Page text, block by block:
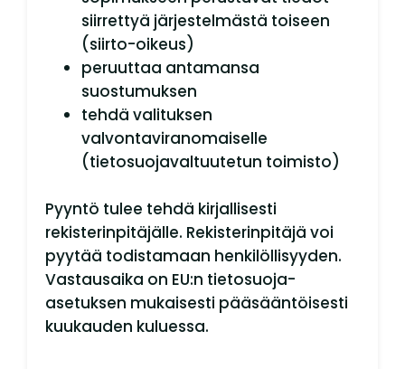
siirrettyä järjestelmästä toiseen
(siirto-oikeus)
peruuttaa antamansa
suostumuksen
tehdä valituksen
valvontaviranomaiselle
(tietosuojavaltuutetun toimisto)
Pyyntö tulee tehdä kirjallisesti
rekisterinpitäjälle. Rekisterinpitäjä voi
pyytää todistamaan henkilöllisyyden.
Vastausaika on EU:n tietosuoja-
asetuksen mukaisesti pääsääntöisesti
kuukauden kuluessa.